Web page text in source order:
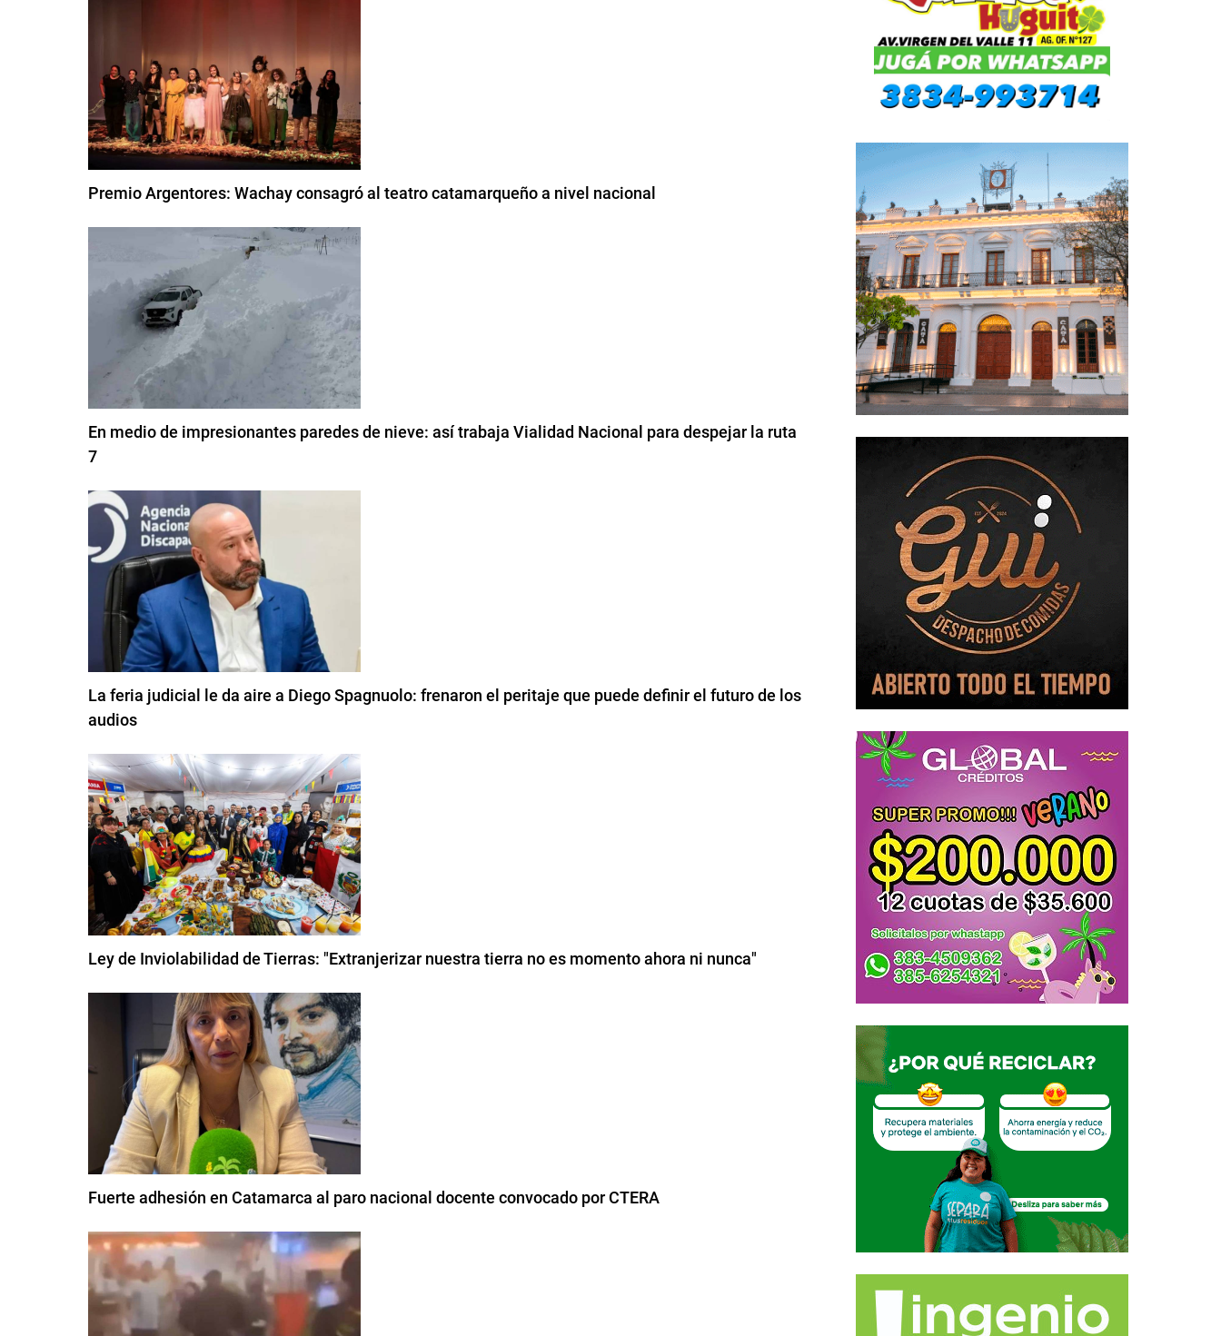
Premio Argentores: Wachay consagró al teatro catamarqueño a nivel nacional
En medio de impresionantes paredes de nieve: así trabaja Vialidad Nacional para despejar la ruta
7
La feria judicial le da aire a Diego Spagnuolo: frenaron el peritaje que puede definir el futuro de los
audios
Ley de Inviolabilidad de Tierras: "Extranjerizar nuestra tierra no es momento ahora ni nunca"
Fuerte adhesión en Catamarca al paro nacional docente convocado por CTERA